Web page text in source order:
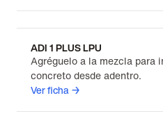
ADI 1 PLUS LPU
Agréguelo a la mezcla para
concreto desde adentro.
Ver ficha →